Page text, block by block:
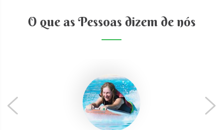
O que as Pessoas dizem de nós